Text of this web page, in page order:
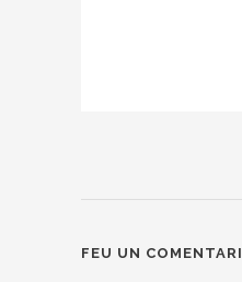
FEU UN COMENTARI